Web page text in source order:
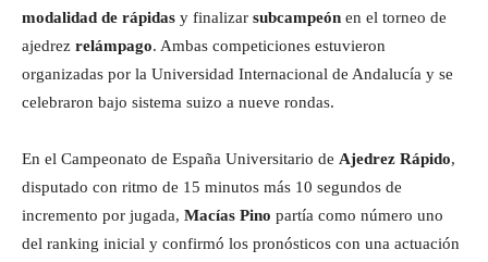
modalidad de rápidas y finalizar subcampeón en el torneo de
ajedrez relámpago. Ambas competiciones estuvieron
organizadas por la Universidad Internacional de Andalucía y se
celebraron bajo sistema suizo a nueve rondas.
En el Campeonato de España Universitario de Ajedrez Rápido,
disputado con ritmo de 15 minutos más 10 segundos de
incremento por jugada, Macías Pino partía como número uno
del ranking inicial y confirmó los pronósticos con una actuación